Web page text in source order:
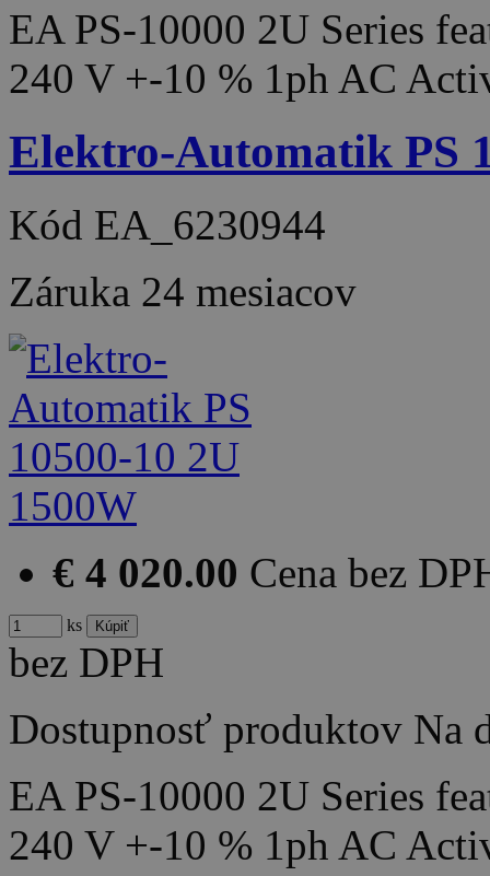
EA PS-10000 2U Series
240 V +-10 % 1ph AC
Elektro-Automatik PS
Kód EA_6230944
Záruka 24 mesiacov
€ 4 020.00 Cena bez
ks
bez DPH
Dostupnosť produktov Na
EA PS-10000 2U Series
240 V +-10 % 1ph AC